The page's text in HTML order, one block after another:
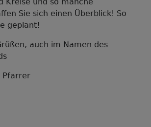
Sie sich einen Überblick! So
geplant!
auch im Namen des
Pfarrer